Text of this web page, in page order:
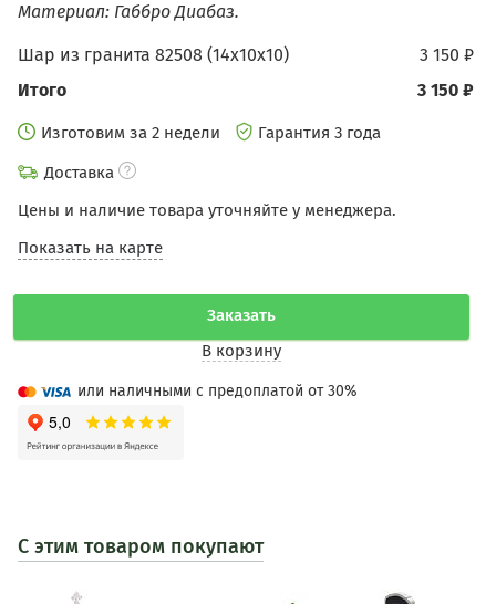
Материал: Габбро Диабаз.
3 150 ₽
Шар из гранита 82508 (14х10х10)
3 150 ₽
Итого
Изготовим за 2 недели
Гарантия 3 года
Доставка
Цены и наличие товара уточняйте у менеджера.
Показать на карте
Заказать
В корзину
или наличными с предоплатой от 30%
С этим товаром покупают